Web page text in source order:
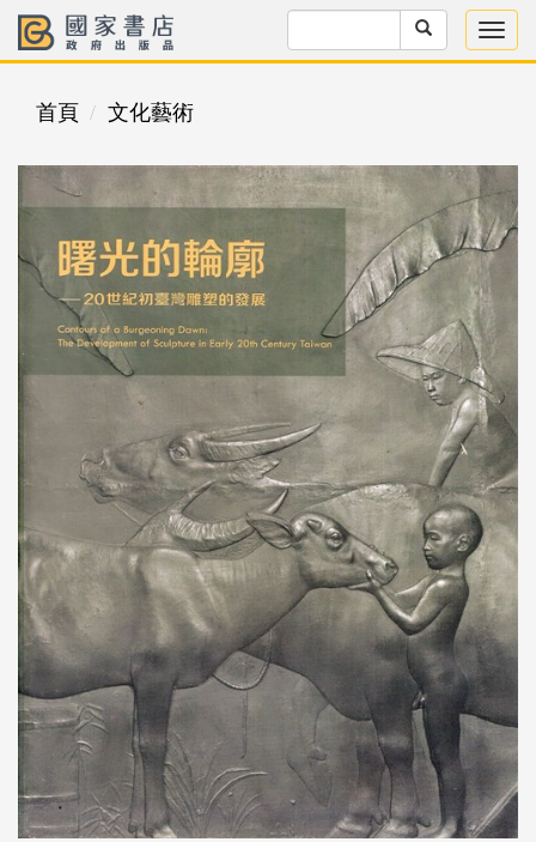
首頁 文化藝術